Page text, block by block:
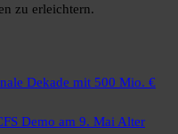
zu erleichtern.
Dekade mit 500 Mio. €
Demo am 9. Mai Alter